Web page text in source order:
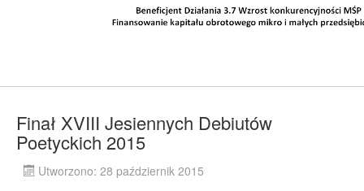
Finał XVIII Jesiennych Debiutów
Poetyckich 2015
Utworzono: 28 październik 2015